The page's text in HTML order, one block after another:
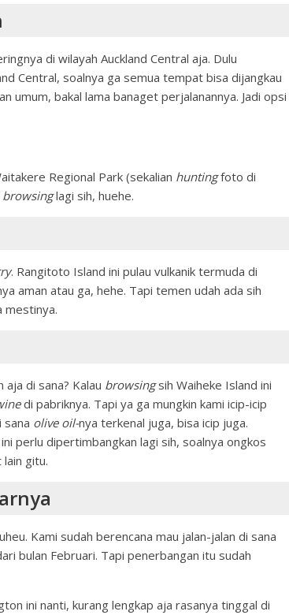
di wilayah Auckland Central aja. Dulu
Central, soalnya ga semua tempat bisa dijangkau
umum, bakal lama banaget perjalanannya. Jadi opsi
Regional Park (sekalian huntingfoto di
browsinglagi sih, huehe.
. Rangitoto Island ini pulau vulkanik termuda di
aman atau ga, hehe. Tapi temen udah ada sih
mestinya.
di sana? Kalau browsingsih Waiheke Island ini
di pabriknya. Tapi ya ga mungkin kami icip-icip
sana olive oil-nya terkenal juga, bisa icip juga.
perlu dipertimbangkan lagi sih, soalnya ongkos
gitu.
Kami sudah berencana mau jalan-jalan di sana
bulan Februari. Tapi penerbangan itu sudah
ini nanti, kurang lengkap aja rasanya tinggal di